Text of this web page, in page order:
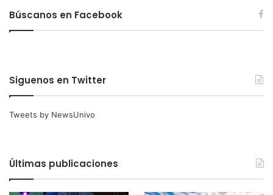
Búscanos en Facebook
Siguenos en Twitter
Tweets by NewsUnivo
Últimas publicaciones